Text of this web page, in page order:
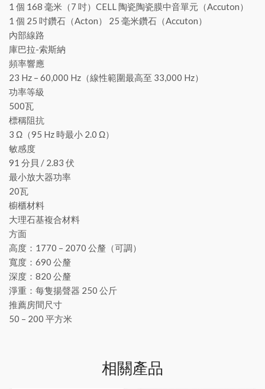
1 個 168 毫米（7 吋）CELL 陶瓷陶瓷膜中音單元（Accuton）
1 個 25 吋鑽石（Acton） 25 毫米鑽石（Accuton）
內部線路
庫巴拉-索斯納
頻率響應
23 Hz – 60,000 Hz（線性範圍最高至 33,000 Hz）
功率等級
500瓦
標稱阻抗
3 Ω（95 Hz 時最小 2.0 Ω）
敏感度
91 分貝 / 2.83 伏
最小放大器功率
20瓦
櫥櫃材料
大理石基複合材料
方面
高度：1770 – 2070 公釐（可調）
寬度：690 公釐
深度：820 公釐
淨重：每隻揚聲器 250 公斤
推薦房間尺寸
50 – 200 平方米
相關產品